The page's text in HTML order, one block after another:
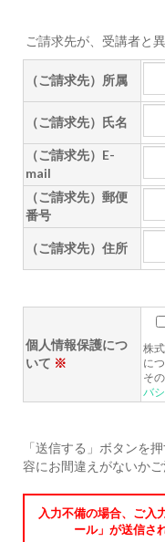
ご請求先が、受講者と
（ご請求先）所属
（ご請求先）氏名
（ご請求先）E-
mail
（ご請求先）郵便
番号
（ご請求先）住所
個人情報保護につ
いて ※
株
に
そ
バ
「送信する」ボタンを
容にお間違えがないかご
入力不備の場合、ご入
ール」が送信さ